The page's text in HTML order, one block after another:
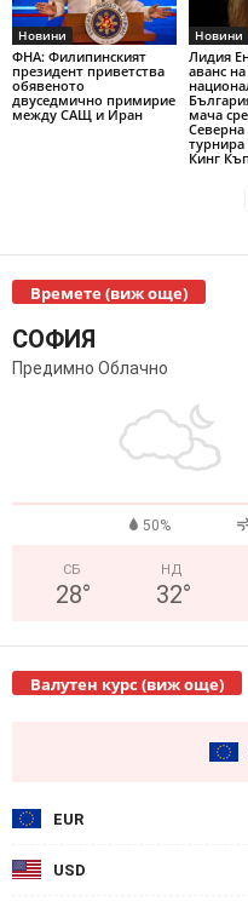
Новини
ФНА: Филипинският
президент приветства
обявеното
двуседмично примирие
между САЩ и Иран
Новини
Лидия
аванс
мача
Кинг
Времете (виж още)
СОФИЯ
Предимно Облачно
50%
СБ
28°
НД
32°
Валутен курс (виж още)
EUR
USD